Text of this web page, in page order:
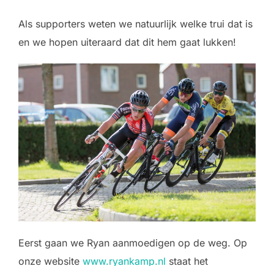
Als supporters weten we natuurlijk welke trui dat is
en we hopen uiteraard dat dit hem gaat lukken!
Eerst gaan we Ryan aanmoedigen op de weg. Op
onze website www.ryankamp.nl staat het